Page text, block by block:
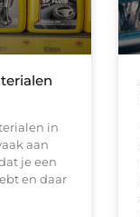
in
aan
je een
en daar